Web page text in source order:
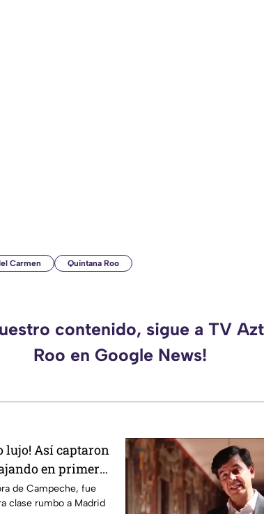
Carmen Quintana Roo
contenido, sigue a TV
Roo en Google News!
lujo! Así captaron
en primera
su hermana
de Campeche, fue
clase rumbo a Madrid